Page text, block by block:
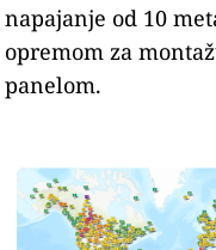
napajanje od 10
opremom za
panelom.